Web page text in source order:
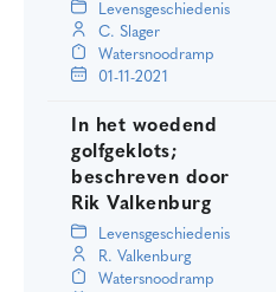
Levensgeschiedenis
C. Slager
Watersnoodramp
01-11-2021
In het woedend
golfgeklots;
beschreven door
Rik Valkenburg
Levensgeschiedenis
R. Valkenburg
Watersnoodramp